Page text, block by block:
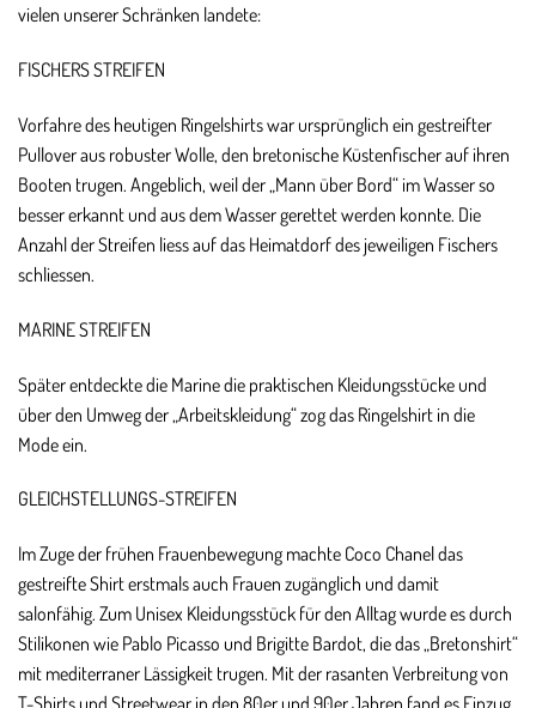
vielen unserer Schränken landete:
FISCHERS STREIFEN
Vorfahre des heutigen Ringelshirts war ursprünglich ein gestreifter
Pullover aus robuster Wolle, den bretonische Küstenfischer auf ihren
Booten trugen. Angeblich, weil der „Mann über Bord“ im Wasser so
besser erkannt und aus dem Wasser gerettet werden konnte. Die
Anzahl der Streifen liess auf das Heimatdorf des jeweiligen Fischers
schliessen.
MARINE STREIFEN
Später entdeckte die Marine die praktischen Kleidungsstücke und
über den Umweg der „Arbeitskleidung“ zog das Ringelshirt in die
Mode ein.
GLEICHSTELLUNGS-STREIFEN
Im Zuge der frühen Frauenbewegung machte Coco Chanel das
gestreifte Shirt erstmals auch Frauen zugänglich und damit
salonfähig. Zum Unisex Kleidungsstück für den Alltag wurde es durch
Stilikonen wie Pablo Picasso und Brigitte Bardot, die das „Bretonshirt“
mit mediterraner Lässigkeit trugen. Mit der rasanten Verbreitung von